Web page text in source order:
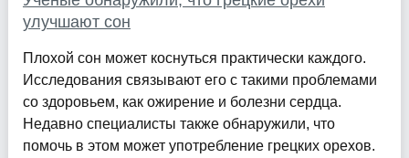
улучшают сон
Плохой сон может коснуться практически каждого.
Исследования связывают его с такими проблемами
со здоровьем, как ожирение и болезни сердца.
Недавно специалисты также обнаружили, что
помочь в этом может употребление грецких орехов.